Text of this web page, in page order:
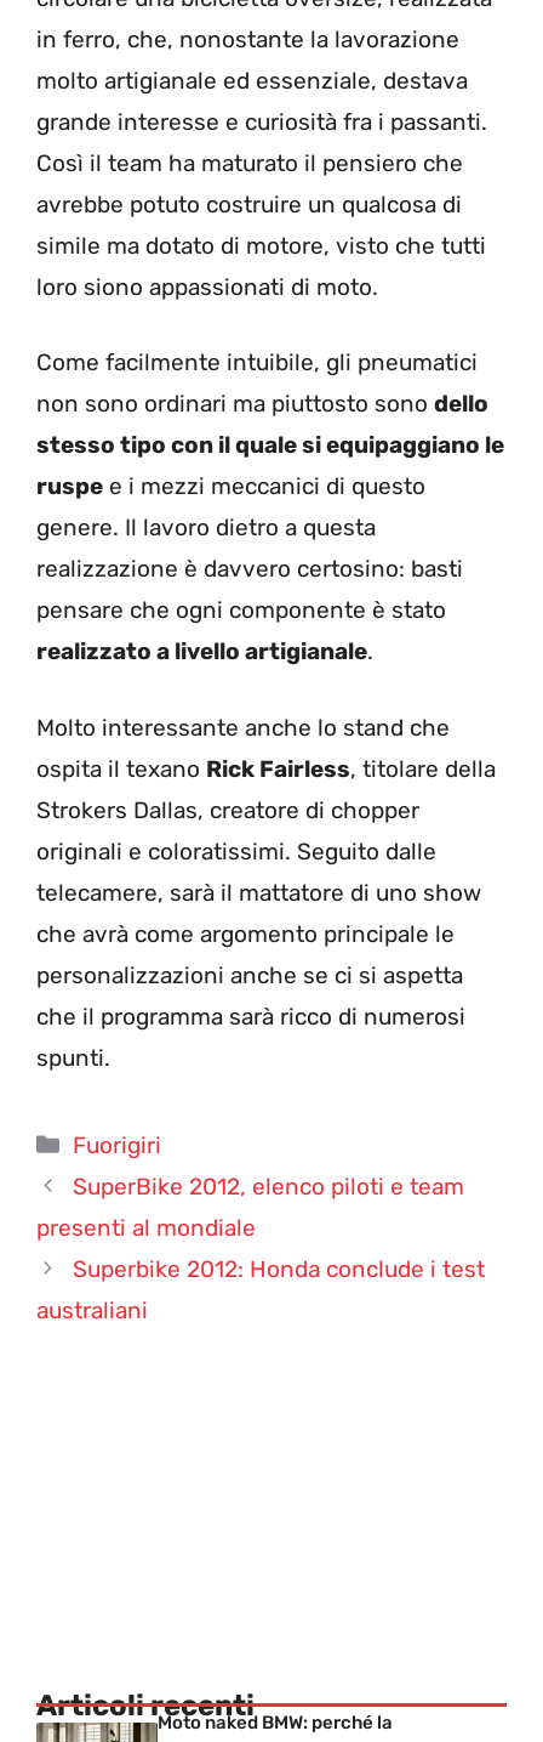
in ferro, che, nonostante la lavorazione
molto artigianale ed essenziale, destava
grande interesse e curiosità fra i passanti.
Così il team ha maturato il pensiero che
avrebbe potuto costruire un qualcosa di
simile ma dotato di motore, visto che tutti
loro siono appassionati di moto.
Come facilmente intuibile, gli pneumatici
non sono ordinari ma piuttosto sono dello
stesso tipo con il quale si equipaggiano le
ruspe e i mezzi meccanici di questo
genere. Il lavoro dietro a questa
realizzazione è davvero certosino: basti
pensare che ogni componente è stato
realizzato a livello artigianale.
Molto interessante anche lo stand che
ospita il texano Rick Fairless, titolare della
Strokers Dallas, creatore di chopper
originali e coloratissimi. Seguito dalle
telecamere, sarà il mattatore di uno show
che avrà come argomento principale le
personalizzazioni anche se ci si aspetta
che il programma sarà ricco di numerosi
spunti.
Categorie
Fuorigiri
SuperBike 2012, elenco piloti e team
presenti al mondiale
Superbike 2012: Honda conclude i test
australiani
Articoli recentiMoto naked BMW: perché la